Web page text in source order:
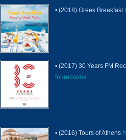
• (2018) Greek Breakfast
• (2017) 30 Years FM
fm-records/
• (2016) Tours of Athens